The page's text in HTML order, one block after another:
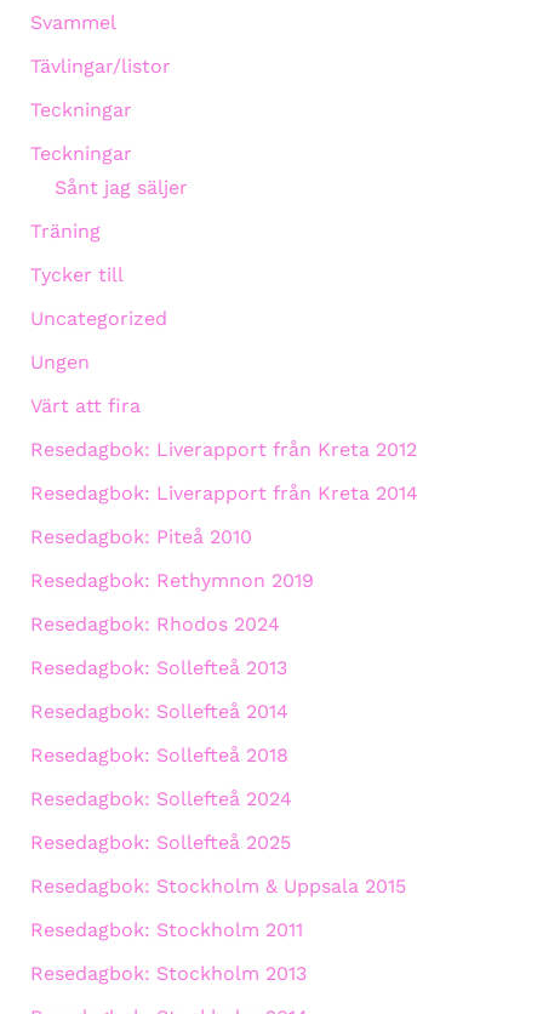
Svammel
Tävlingar/listor
Teckningar
Teckningar
Sånt jag säljer
Träning
Tycker till
Uncategorized
Ungen
Värt att fira
Resedagbok: Liverapport från Kreta 2012
Resedagbok: Liverapport från Kreta 2014
Resedagbok: Piteå 2010
Resedagbok: Rethymnon 2019
Resedagbok: Rhodos 2024
Resedagbok: Sollefteå 2013
Resedagbok: Sollefteå 2014
Resedagbok: Sollefteå 2018
Resedagbok: Sollefteå 2024
Resedagbok: Sollefteå 2025
Resedagbok: Stockholm & Uppsala 2015
Resedagbok: Stockholm 2011
Resedagbok: Stockholm 2013